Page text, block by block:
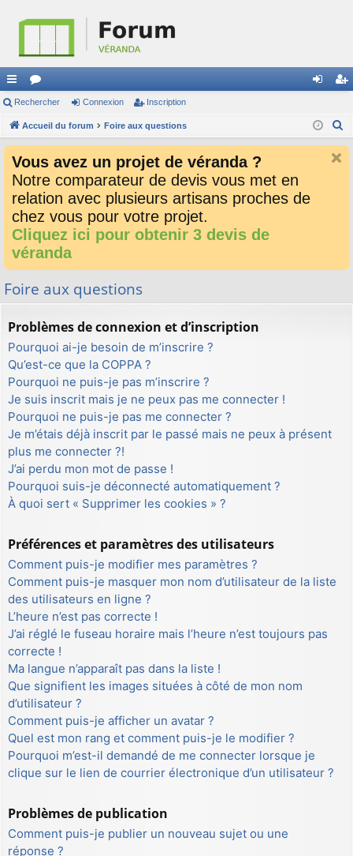
ac
co
ci
or
u
s
ne cri
Rechercher Connexion Inscription
Accueil du forum Foire aux questions
Vous avez un projet de véranda ?
Notre comparateur de devis vous met en
relation avec plusieurs artisans proches de
chez vous pour votre projet.
Cliquez ici pour obtenir 3 devis de
véranda
Foire aux questions
Problèmes de connexion et d’inscription
Pourquoi ai-je besoin de m’inscrire ?
Qu’est-ce que la COPPA ?
Pourquoi ne puis-je pas m’inscrire ?
Je suis inscrit mais je ne peux pas me connecter !
Pourquoi ne puis-je pas me connecter ?
Je m’étais déjà inscrit par le passé mais ne peux à présent
plus me connecter ?!
J’ai perdu mon mot de passe !
Pourquoi suis-je déconnecté automatiquement ?
À quoi sert « Supprimer les cookies » ?
Préférences et paramètres des utilisateurs
Comment puis-je modifier mes paramètres ?
Comment puis-je masquer mon nom d’utilisateur de la liste
des utilisateurs en ligne ?
L’heure n’est pas correcte !
J’ai réglé le fuseau horaire mais l’heure n’est toujours pas
correcte !
Ma langue n’apparaît pas dans la liste !
Que signifient les images situées à côté de mon nom
d’utilisateur ?
Comment puis-je afficher un avatar ?
Quel est mon rang et comment puis-je le modifier ?
Pourquoi m’est-il demandé de me connecter lorsque je
clique sur le lien de courrier électronique d’un utilisateur ?
Problèmes de publication
Comment puis-je publier un nouveau sujet ou une
réponse ?